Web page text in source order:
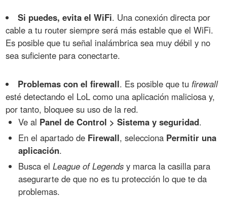
Si puedes, evita el WiFi. Una conexión directa por
cable a tu router siempre será más estable que el WiFi.
Es posible que tu señal inalámbrica sea muy débil y no
sea suficiente para conectarte.
Problemas con el firewall. Es posible que tu firewall
esté detectando el LoL como una aplicación maliciosa y,
por tanto, bloquee su uso de la red.
Ve al Panel de Control > Sistema y seguridad.
En el apartado de Firewall, selecciona Permitir una
aplicación.
Busca elLeague of Legends y marca la casilla para
asegurarte de que no es tu protección lo que te da
problemas.